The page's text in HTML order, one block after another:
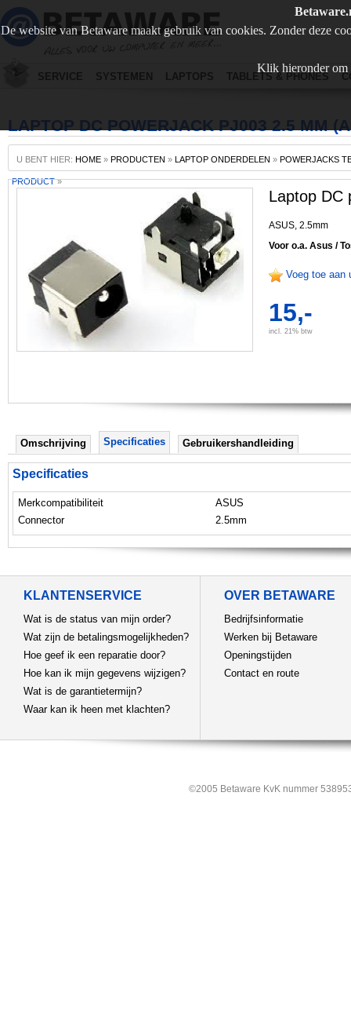
De website van Betaware maakt gebruik van cookies. Zonder deze
Klik hieronder om
SERVICE SYSTEMEN LAPTOPS TABLETS & PHONES
LAPTOP DC POWERJACK PJ003 2.5 MM
U BENT HIER: HOME » PRODUCTEN » LAPTOP ONDERDELEN » POWERJACKS
PRODUCT»
Laptop DC
ASUS, 2.5mm
Voor o.a. Asus /
Voeg toe aan
15,-
incl. 21% btw
Omschrijving Specificaties Gebruikershandleiding
Specificaties
Merkcompatibiliteit
ASUS
Connector
2.5mm
KLANTENSERVICE
Wat is de status van mijn order?
Wat zijn de betalingsmogelijkheden?
Hoe geef ik een reparatie door?
Hoe kan ik mijn gegevens wijzigen?
Wat is de garantietermijn?
Waar kan ik heen met klachten?
OVER BETAWARE
Bedrijfsinformatie
Werken bij Betaware
Openingstijden
Contact en route
©2005 Betaware KvK nummer